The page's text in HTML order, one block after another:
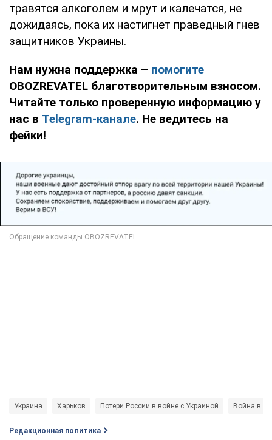
травятся алкоголем и мрут и калечатся, не
дожидаясь, пока их настигнет праведный гнев
защитников Украины.
Нам нужна поддержка – помогите
OBOZREVATEL благотворительным взносом.
Читайте только проверенную информацию у
нас в Telegram-канале. Не ведитесь на
фейки!
Украина Харьков Потери России в войне с Украиной Война в
Редакционная политика